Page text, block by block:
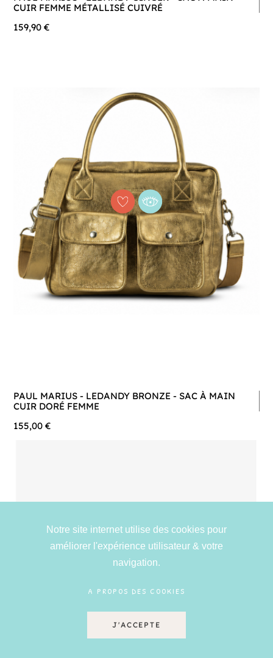
CUIR FEMME MÉTALLISÉ CUIVRÉ
159,90 €
PAUL MARIUS - LEDANDY BRONZE - SAC À MAIN
CUIR DORÉ FEMME
155,00 €
Notre site internet utilise des cookies pour
améliorer l'expérience utilisateur & votre
navigation.
A PROPOS DES COOKIES
J'ACCEPTE